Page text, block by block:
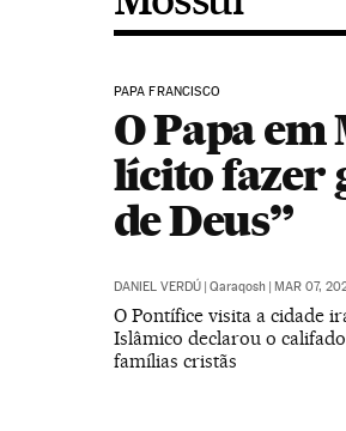
PAPA FRANCISCO
O Papa em
lícito fazer
de Deus”
DANIEL VERDÚ | Qaraqosh | MAR 07,
O Pontífice visita a cidade
Islâmico declarou o
famílias cristãs